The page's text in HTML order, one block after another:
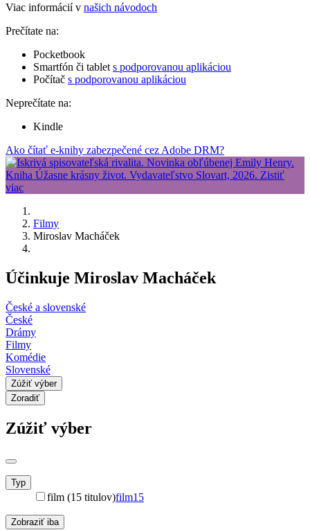
Viac informácií v našich návodoch
Prečítate na:
Pocketbook
Smartfón či tablet s podporovanou aplikáciou
Počítač s podporovanou aplikáciou
Neprečítate na:
Kindle
Ako čítať e-knihy zabezpečené cez Adobe DRM?
Filmy
Miroslav Macháček
Účinkuje Miroslav Macháček
České a slovenské
České
Drámy
Filmy
Komédie
Slovenské
Zúžiť výber
Zoradiť
Zúžiť výber
Typ
film (15 titulov)film15
Zobraziť iba